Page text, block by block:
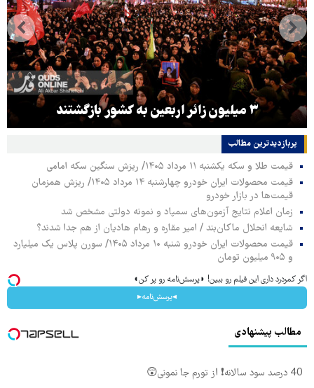
۳ میلیون زائر اربعین به کشور بازگشتند
پربازدیدترین‌ مطالب
قیمت طلا و سکه یکشنبه ۱۱ مرداد ۱۴۰۵/ ریزش سنگین سکه امامی
قیمت محصولات ایران خودرو چهارشنبه ۱۴ مرداد ۱۴۰۵/ ریزش همزمان
قیمت‌ها در بازار خودرو
زمان اعلام نتایج آزمون‌های سمپاد و نمونه دولتی مشخص شد
شایعه انحلال ماکان‌بند / امیر مقاره و رهام هادیان از هم جدا شدند؟
قیمت محصولات ایران خودرو شنبه ۱۰ مرداد ۱۴۰۵/ سورن پلاس یک میلیارد
و ۹۰۵ میلیون تومان
اگر کمردرد داری این فیلم رو ببین! ◗پرسش‌نامه رو پر کن◖
◂پرسش‌نامه▸
مطالب پیشنهادی
40 درصد سود سالانه❗ از تورم جا نمونی😲